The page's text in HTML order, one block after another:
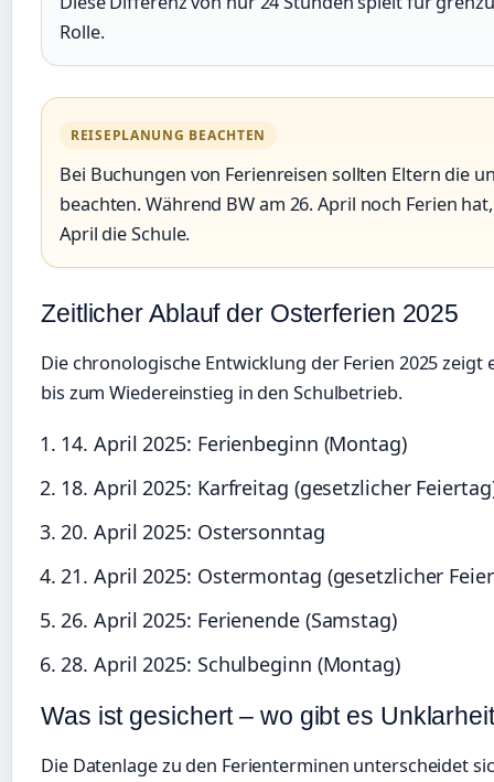
Rolle.
REISEPLANUNG BEACHTEN
Bei Buchungen von Ferienreisen sollten Eltern die
beachten. Während BW am 26. April noch Ferien
April die Schule.
Zeitlicher Ablauf der Osterferien 2025
Die chronologische Entwicklung der Ferien 2025
bis zum Wiedereinstieg in den Schulbetrieb.
14. April 2025: Ferienbeginn (Montag)
18. April 2025: Karfreitag (gesetzlicher
20. April 2025: Ostersonntag
21. April 2025: Ostermontag (gesetzlicher
26. April 2025: Ferienende (Samstag)
28. April 2025: Schulbeginn (Montag)
Was ist gesichert – wo gibt es
Die Datenlage zu den Ferienterminen unterscheidet